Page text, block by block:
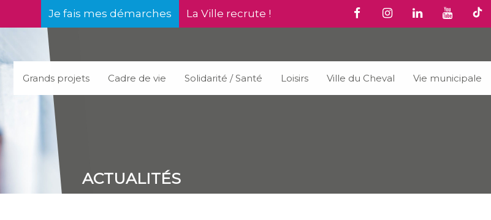
Je fais mes démarches La Ville recrute !
Grands projets Cadre de vie Solidarité / Santé Loisirs Ville du Cheval Vie municipale
ACTUALITÉS